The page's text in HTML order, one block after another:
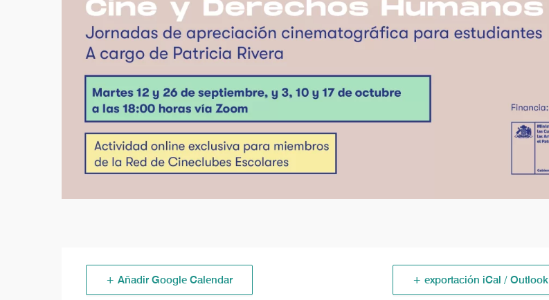
+ Añadir Google Calendar + exportación iCal / Outlook